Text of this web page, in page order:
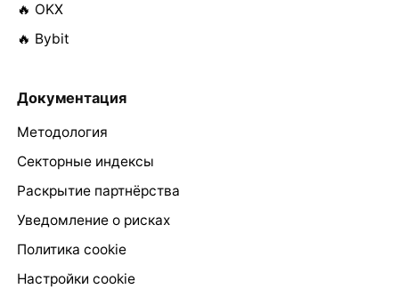
🔥 OKX
🔥 Bybit
Документация
Методология
Секторные индексы
Раскрытие партнёрства
Уведомление о рисках
Политика cookie
Настройки cookie